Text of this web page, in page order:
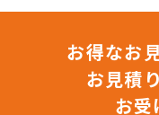
(株)むらやま
(株)モチヅキ
(株)ヤマイチ
お得なお
お見積
お受